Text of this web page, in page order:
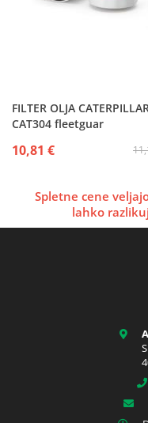
FILTER OLJA
CAT304 fleetguar
10,81 €
Spletne cene
lahko